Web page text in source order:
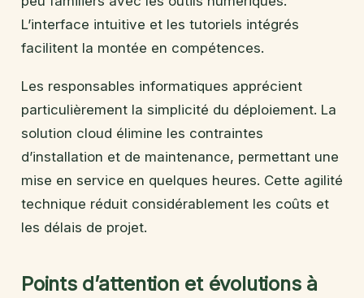
L’interface intuitive et les tutoriels intégrés
facilitent la montée en compétences.
Les responsables informatiques apprécient
particulièrement la simplicité du déploiement. La
solution cloud élimine les contraintes
d’installation et de maintenance, permettant une
mise en service en quelques heures. Cette agilité
technique réduit considérablement les coûts et
les délais de projet.
Points d’attention et évolutions à